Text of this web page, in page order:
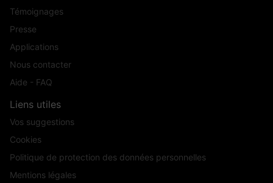
Témoignages
Presse
Applications
Nous contacter
Aide - FAQ
Liens utiles
Vos suggestions
Cookies
Politique de protection des données personnelles
Mentions légales